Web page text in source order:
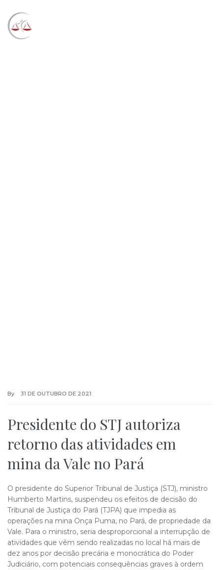
By 31 DE OUTUBRO DE 2021
Presidente do STJ autoriza
retorno das atividades em
mina da Vale no Pará
O presidente do Superior Tribunal de Justiça (STJ), ministro
Humberto Martins, suspendeu os efeitos de decisão do
Tribunal de Justiça do Pará (TJPA) que impedia as
operações na mina Onça Puma, no Pará, de propriedade da
Vale. Para o ministro, seria desproporcional a interrupção de
atividades que vêm sendo realizadas no local há mais de
dez anos por decisão precária e monocrática do Poder
Judiciário, com potenciais consequências graves à ordem